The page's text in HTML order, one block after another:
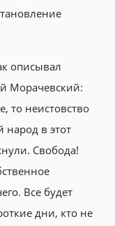
описывал
Морачевский:
то неистовство
народ в этот
Свобода!
Все будет
дни, кто не